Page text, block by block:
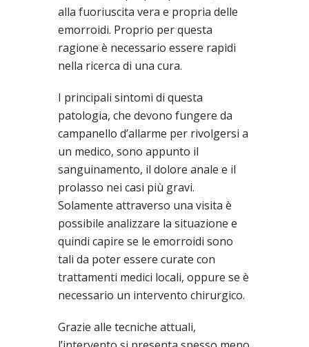
alla fuoriuscita vera e propria delle
emorroidi. Proprio per questa
ragione è necessario essere rapidi
nella ricerca di una cura.
I principali sintomi di questa
patologia, che devono fungere da
campanello d’allarme per rivolgersi a
un medico, sono appunto il
sanguinamento, il dolore anale e il
prolasso nei casi più gravi.
Solamente attraverso una visita è
possibile analizzare la situazione e
quindi capire se le emorroidi sono
tali da poter essere curate con
trattamenti medici locali, oppure se è
necessario un intervento chirurgico.
Grazie alle tecniche attuali,